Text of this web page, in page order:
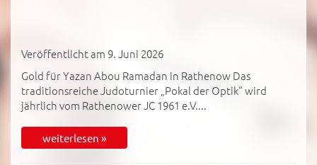
Veröffentlicht am 9. Juni 2026
Gold für Yazan Abou Ramadan in Rathenow Das
traditionsreiche Judoturnier „Pokal der Optik“ wird
jährlich vom Rathenower JC 1961 e.V....
weiterlesen »